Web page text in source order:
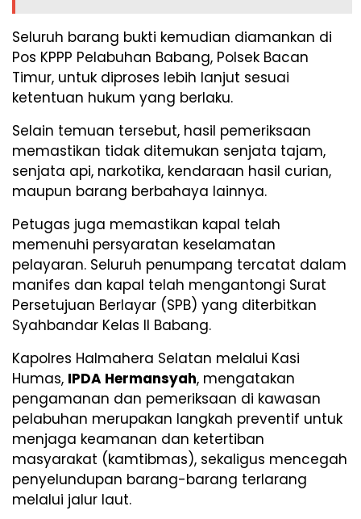
Seluruh barang bukti kemudian diamankan di
Pos KPPP Pelabuhan Babang, Polsek Bacan
Timur, untuk diproses lebih lanjut sesuai
ketentuan hukum yang berlaku.
Selain temuan tersebut, hasil pemeriksaan
memastikan tidak ditemukan senjata tajam,
senjata api, narkotika, kendaraan hasil curian,
maupun barang berbahaya lainnya.
Petugas juga memastikan kapal telah
memenuhi persyaratan keselamatan
pelayaran. Seluruh penumpang tercatat dalam
manifes dan kapal telah mengantongi Surat
Persetujuan Berlayar (SPB) yang diterbitkan
Syahbandar Kelas II Babang.
Kapolres Halmahera Selatan melalui Kasi
Humas, IPDA Hermansyah, mengatakan
pengamanan dan pemeriksaan di kawasan
pelabuhan merupakan langkah preventif untuk
menjaga keamanan dan ketertiban
masyarakat (kamtibmas), sekaligus mencegah
penyelundupan barang-barang terlarang
melalui jalur laut.